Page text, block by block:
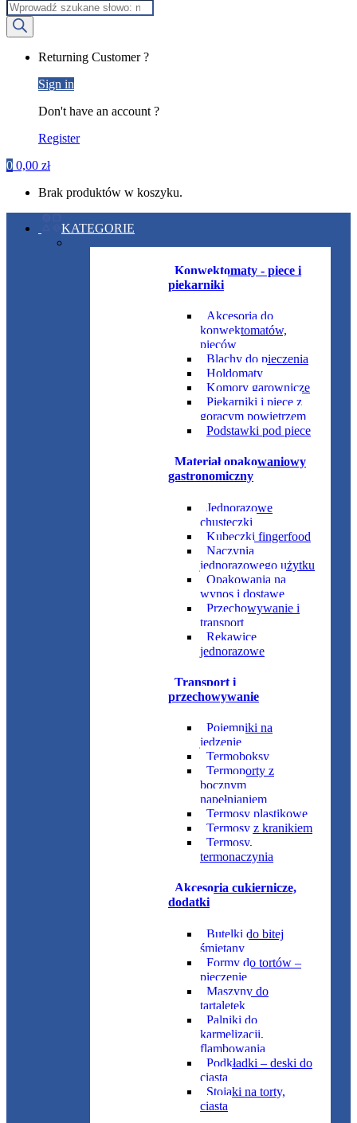
Wyszukiwarka
produktów
Returning Customer ?
Sign in
Don't have an account ?
Register
0 0,00 zł
Brak produktów w koszyku.
KATEGORIE
Konwektomaty - piece i
piekarniki
Akcesoria do
konwektomatów,
pieców
Blachy do pieczenia
Holdomaty
Komory garownicze
Piekarniki i piece z
gorącym powietrzem
Podstawki pod piece
Materiał opakowaniowy
gastronomiczny
Jednorazowe
chusteczki
Kubeczki fingerfood
Naczynia
jednorazowego użytku
Opakowania na
wynos i dostawę
Przechowywanie i
transport
Rękawice
jednorazowe
Transport i
przechowywanie
Pojemniki na
jedzenie
Termoboksy
Termoporty z
bocznym
napełnianiem
Termosy plastikowe
Termosy z kranikiem
Termosy,
termonaczynia
Akcesoria cukiernicze,
dodatki
Butelki do bitej
śmietany
Formy do tortów –
pieczenie
Maszyny do
tartaletek
Palniki do
karmelizacji,
flambowania
Podkładki – deski do
ciasta
Stojaki na torty,
ciasta